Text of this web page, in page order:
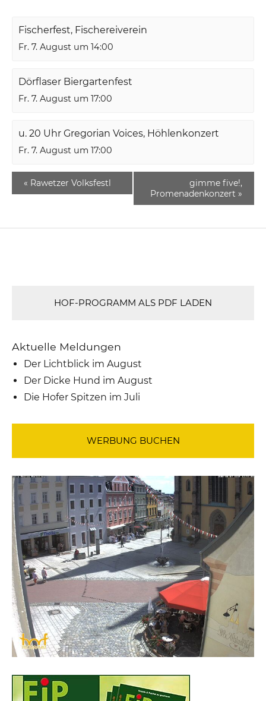
Fischerfest, Fischereiverein
Fr. 7. August um 14:00
Dörflaser Biergartenfest
Fr. 7. August um 17:00
u. 20 Uhr Gregorian Voices, Höhlenkonzert
Fr. 7. August um 17:00
« Rawetzer Volksfestl
gimme five!,
Promenadenkonzert »
HOF-PROGRAMM ALS PDF LADEN
Aktuelle Meldungen
Der Lichtblick im August
Der Dicke Hund im August
Die Hofer Spitzen im Juli
WERBUNG BUCHEN